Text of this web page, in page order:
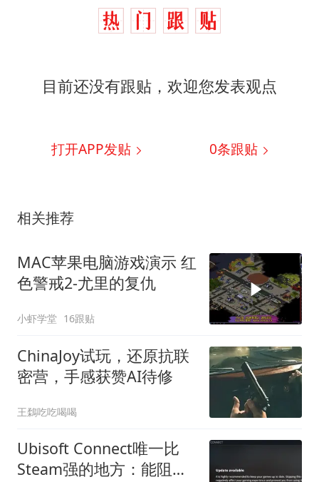
目前还没有跟贴，欢迎您发表观点
打开APP发贴 0条跟贴
相关推荐
MAC苹果电脑游戏演示 红
色警戒2-尤里的复仇
小虾学堂 16跟贴
ChinaJoy试玩，还原抗联
密营，手感获赞AI待修
王鶔吃吃喝喝
Ubisoft Connect唯一比
Steam强的地方：能阻止